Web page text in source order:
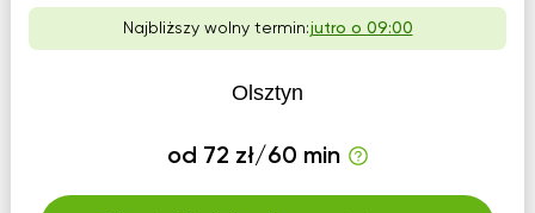
Najbliższy wolny termin:jutro o 09:00
Olsztyn
od 72 zł/60 min